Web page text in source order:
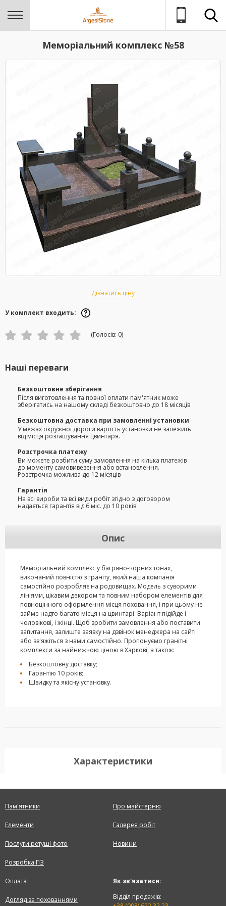
Меморіальний комплекс №58
Дізнатись ціну
У комплект входить:
(Голосів: 0)
Наші переваги
Безкоштовне зберігання
Після виготовлення та повної оплати пам'ятник може
зберігатись на нашому складі безкоштовно до 18 місяців
Безкоштовна доставка при замовленні установки
У межах окружної дороги вартість установки не залежить
від місця розташування цвинтаря.
Розстрочка платежу
Ви можете розбити суму замовлення на кілька платежів
до моменту самовивезення або встановлення.
Розстрочка можлива до 12 місяців
Гарантія
На всі вироби та всі види робіт згідно з договором
надається гарантія від 6 міс. до 10 років
Опис
Меморіальний комплекс у багряно-чорних тонах,
виконаний повністю з граніту, який наша компанія
самостійно розробляє на родовищах. Модель з суворими
лініями, цікавим декором та повним набором елементів для
повноцінного оформлення місця поховання, і при цьому не
займе надто багато місця на цвинтарі. Варіант підійде і
чоловікові, і жінці. Щоб зробити замовлення або поставити
запитання, залиште заявку на дзвінок менеджера на сайті
або зв'яжіться з нами самостійно. Пропонуємо гранітні
комплекси за найнижчою ціною в Харкові, а також:
Безкоштовну доставку;
Гарантію 10 років;
Швидку та якісну установку.
Характеристики
Пам'ятники
Елементи
Послуги ретуші фото
Розробка ПЗ
Про майстерню
Галерея робіт
Новини
Оплата
Догляд за похованнями
Як зв'язатися:
Відділ продажів: